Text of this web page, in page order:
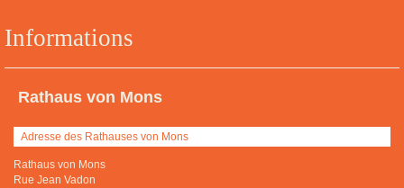
Informations
Rathaus von Mons
Adresse des Rathauses von Mons
Rathaus von Mons
Rue Jean Vadon